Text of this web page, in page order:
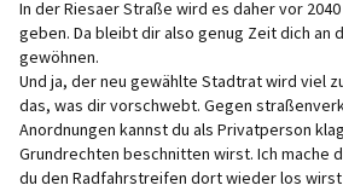
In der Riesaer Straße wird es daher vor
geben. Da bleibt dir also genug Zeit dich an
gewöhnen.
Und ja, der neu gewählte Stadtrat wird viel
das, was dir vorschwebt. Gegen
Anordnungen kannst du als Privatperson
Grundrechten beschnitten wirst. Ich mache
du den Radfahrstreifen dort wieder los wirst